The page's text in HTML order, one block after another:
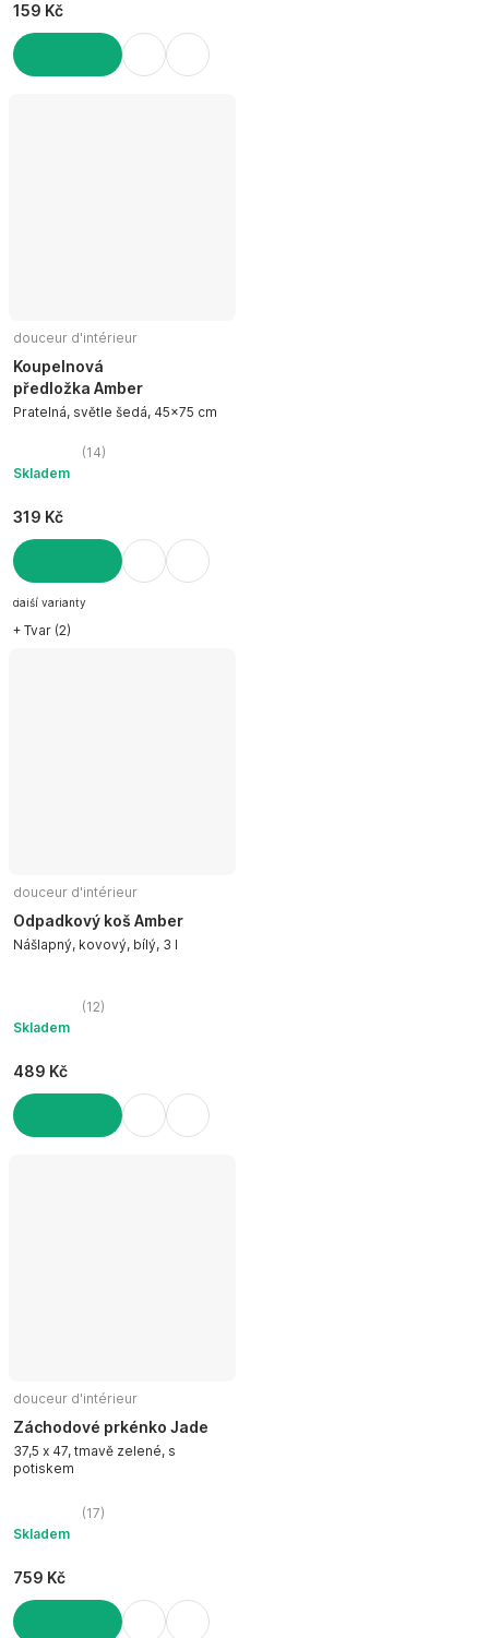
159 Kč
douceur d'intérieur
Koupelnová
předložka Amber
Pratelná, světle šedá, 45x75 cm
(14)
Skladem
319 Kč
DO KOŠÍKU
další varianty
+ Tvar (2)
douceur d'intérieur
Odpadkový koš Amber
Nášlapný, kovový, bílý, 3 l
(12)
Skladem
489 Kč
douceur d'intérieur
Záchodové prkénko Jade
37,5 x 47, tmavě zelené, s
potiskem
(17)
Skladem
759 Kč